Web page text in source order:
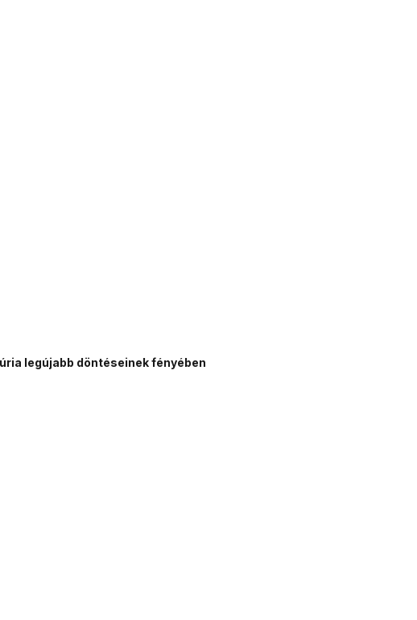
legújabb döntéseinek fényében